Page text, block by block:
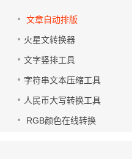
文章自动排版
火星文转换器
文字竖排工具
字符串文本压缩工具
人民币大写转换工具
RGB颜色在线转换